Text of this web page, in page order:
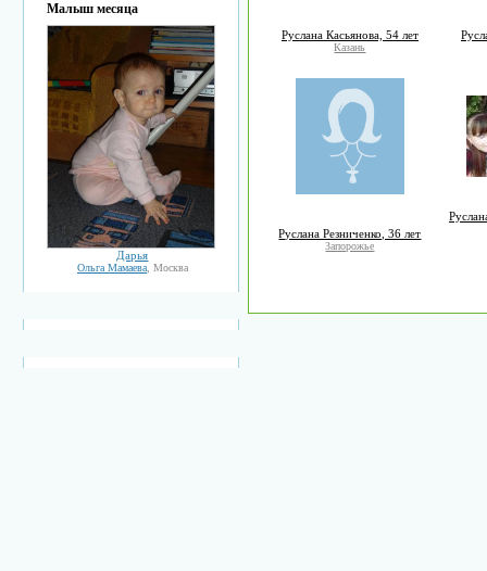
Малыш месяца
Дарья
Ольга Мамаева, Москва
Руслана Касьянова, 54 лет
Казань
Руслана Резниченко, 36 лет
Запорожье